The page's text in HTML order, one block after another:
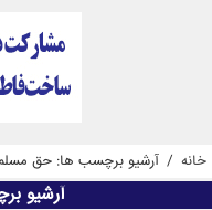
خانه / آرشیو برچسب ها: حق
آرشیو